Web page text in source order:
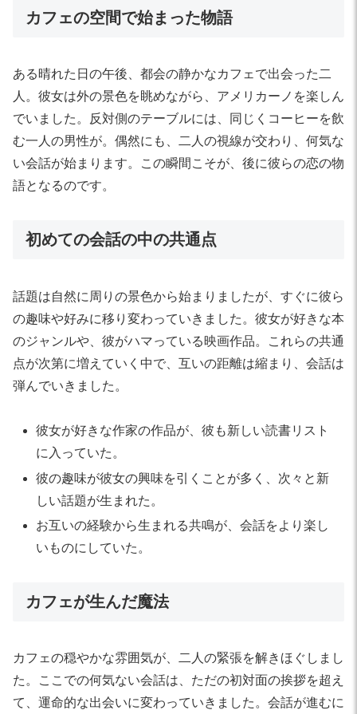
カフェの空間で始まった物語
ある晴れた日の午後、都会の静かなカフェで出会った二
人。彼女は外の景色を眺めながら、アメリカーノを楽しん
でいました。反対側のテーブルには、同じくコーヒーを飲
む一人の男性が。偶然にも、二人の視線が交わり、何気な
い会話が始まります。この瞬間こそが、後に彼らの恋の物
語となるのです。
初めての会話の中の共通点
話題は自然に周りの景色から始まりましたが、すぐに彼ら
の趣味や好みに移り変わっていきました。彼女が好きな本
のジャンルや、彼がハマっている映画作品。これらの共通
点が次第に増えていく中で、互いの距離は縮まり、会話は
弾んでいきました。
彼女が好きな作家の作品が、彼も新しい読書リスト
に入っていた。
彼の趣味が彼女の興味を引くことが多く、次々と新
しい話題が生まれた。
お互いの経験から生まれる共鳴が、会話をより楽し
いものにしていた。
カフェが生んだ魔法
カフェの穏やかな雰囲気が、二人の緊張を解きほぐしまし
た。ここでの何気ない会話は、ただの初対面の挨拶を超え
て、運命的な出会いに変わっていきました。会話が進むに